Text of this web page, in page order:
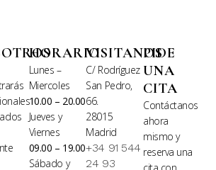
HORARIO
Lunes –
Miercoles
10.00 – 20.00
Jueves y
Viernes
09.00 – 19.00
Sábado y
VISITANOS
C/ Rodríguez
San Pedro,
66.
28015
Madrid
+34 91 544
24 93
PIDE
UNA
CITA
Contáctanos
ahora
mismo y
reserva una